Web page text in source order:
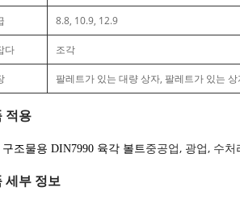
8.8, 10.9, 12.9
다 조각
팔레트가 있는 대량 상자, 팔레트가 있는
적용
구조물용 DIN7990 육각 볼트중공업, 광업, 수
세부 정보